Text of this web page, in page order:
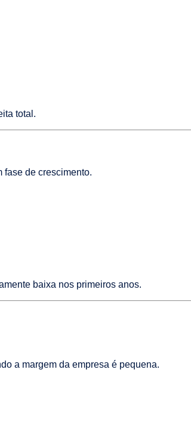
total.
fase de crescimento.
baixa nos primeiros anos.
a margem da empresa é pequena.